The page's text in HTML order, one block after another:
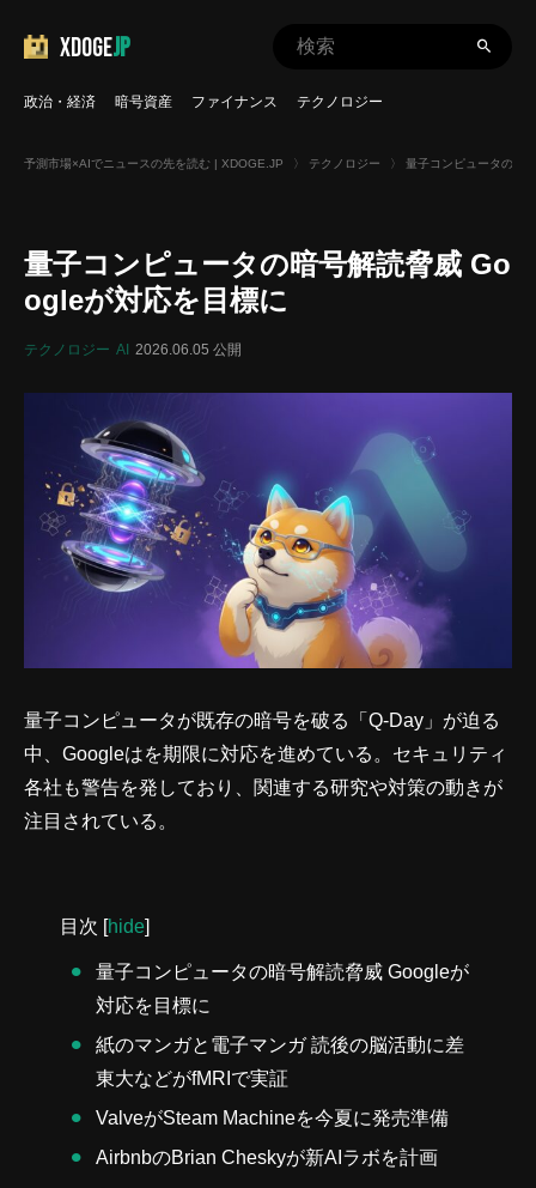
XDOGEJP
政治・経済 暗号資産 ファイナンス テクノロジー
予測市場×AIでニュースの先を読む | XDOGE.JP 〉 テクノロジー 〉 量子コンピュータの暗
量子コンピュータの暗号解読脅威 Go
ogleが対応を目標に
テクノロジー AI 2026.06.05 公開
量子コンピュータが既存の暗号を破る「Q-Day」が迫る
中、Googleはを期限に対応を進めている。セキュリティ
各社も警告を発しており、関連する研究や対策の動きが
注目されている。
目次 [hide]
量子コンピュータの暗号解読脅威 Googleが
対応を目標に
紙のマンガと電子マンガ 読後の脳活動に差
東大などがfMRIで実証
ValveがSteam Machineを今夏に発売準備
AirbnbのBrian Cheskyが新AIラボを計画